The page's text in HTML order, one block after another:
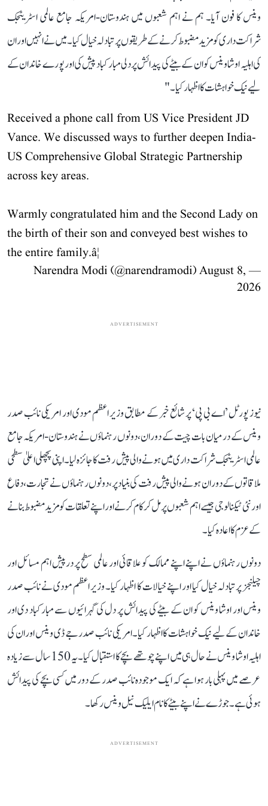
وینس کا فون آیا۔ ہم نے اہم شعبوں میں ہندوستان-امریکہ جامع عالمی اسٹریٹجک
شراکت داری کو مزید مضبوط کرنے کے طریقوں پر تبادلہ خیال کیا۔ میں نے انہیں اور ان
کی اہلیہ اوشا وینس کو ان کے بیٹے کی پیدائش پر دلی مبارکباد پیش کی اور پورے خاندان کے
لیے نیک خواہشات کا اظہار کیا۔"
Received a phone call from US Vice President JD
Vance. We discussed ways to further deepen India-
US Comprehensive Global Strategic Partnership
across key areas.
Warmly congratulated him and the Second Lady on
the birth of their son and conveyed best wishes to
the entire family.â¦
— Narendra Modi (@narendramodi)
August 8,
2026
ADVERTISEMENT
نیوز پورٹل ’اے بی پی‘ پر شائع خبر کے مطابق وزیر اعظم مودی اور امریکی نائب صدر
وینس کے درمیان بات چیت کے دوران، دونوں رہنماؤں نے ہندوستان-امریکہ جامع
عالمی اسٹریٹجک شراکت داری میں ہونے والی پیش رفت کا جائزہ لیا۔ اپنی پچھلی اعلیٰ سطحی
ملاقاتوں کے دوران ہونے والی پیش رفت کی بنیاد پر، دونوں رہنماؤں نے تجارت، دفاع
اور نئی ٹیکنالوجی جیسے اہم شعبوں پر مل کر کام کرنے اور اپنے تعلقات کو مزید مضبوط بنانے
کے عزم کا اعادہ کیا۔
دونوں رہنماؤں نے اپنے اپنے ممالک کو علاقائی اور عالمی سطح پر درپیش اہم مسائل اور
چیلنجز پر تبادلہ خیال کیا اور اپنے خیالات کا اظہار کیا۔ وزیر اعظم مودی نے نائب صدر
وینس اور اوشا وینس کو ان کے بیٹے کی پیدائش پر دل کی گہرائیوں سے مبارکباد دی اور
خاندان کے لیے نیک خواہشات کا اظہار کیا۔امریکی نائب صدر جے ڈی وینس اور ان کی
اہلیہ اوشا وینس نے حال ہی میں اپنے چوتھے بچے کا استقبال کیا۔ یہ 150 سال سے زیادہ
عرصے میں پہلی بار ہوا ہے کہ ایک موجودہ نائب صدر کے دور میں کسی بچے کی پیدائش
ہوئی ہے۔ جوڑے نے اپنے بیٹے کا نام ایلیک نیل وینس رکھا۔
ADVERTISEMENT